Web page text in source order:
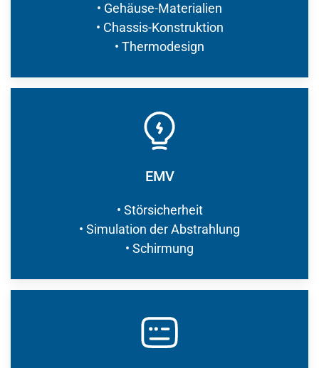
• Gehäuse-Materialien
• Chassis-Konstruktion
• Thermodesign
EMV
• Störsicherheit
• Simulation der Abstrahlung
• Schirmung